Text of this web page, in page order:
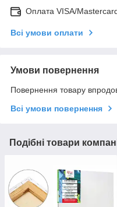
Оплата VISA/
Всі умови оплати
Умови повернення
Повернення товару
Всі умови повернення
Подібні товари